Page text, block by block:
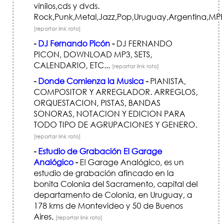
vinilos,cds y dvds.
[reportar link roto]
- DJ Fernando Picón-DJ FERNANDO
PICON, DOWNLOAD MP3, SETS,
CALENDARIO, ETC... [reportar link roto]
- Donde Comienza la Musica-PIANISTA,
COMPOSITOR Y ARREGLADOR. ARREGLOS,
ORQUESTACION, PISTAS, BANDAS
SONORAS, NOTACION Y EDICION PARA
TODO TIPO DE AGRUPACIONES Y GENERO.
[reportar link roto]
- Estudio de Grabación El Garage
Analógico-El Garage Analógico, es un
estudio de grabación afincado en la
bonita Colonia del Sacramento, capital del
departamento de Colonia, en Uruguay, a
178 kms de Montevideo y 50 de Buenos
Aires. [reportar link roto]